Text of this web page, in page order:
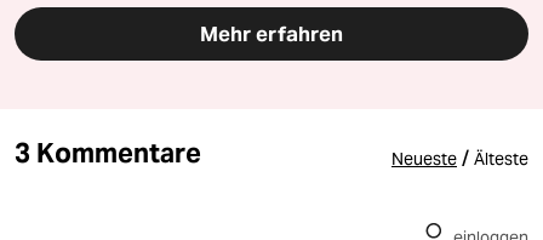
Mehr erfahren
3 Kommentare Neueste / Älteste